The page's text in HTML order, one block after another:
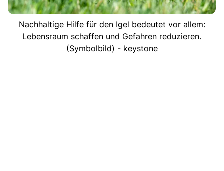
Nachhaltige Hilfe für den Igel bedeutet vor allem:
Lebensraum schaffen und Gefahren reduzieren.
(Symbolbild) - keystone